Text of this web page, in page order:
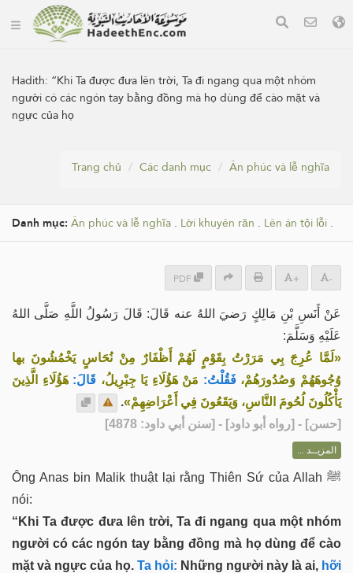
Hadith: “Khi Ta được đưa lên trời, Ta đi ngang qua một nhóm
người có các ngón tay bằng đồng mà họ dùng để cào mặt và
ngực của họ
Trang chủ Các danh mục Ân phúc và lễ nghĩa
Danh mục: Ân phúc và lễ nghĩa . Lời khuyên răn . Lên án tội lỗi .
PDF + -
عَنْ أَنَسِ بْنِ مَالِكٍ رَضيَ اللهُ عنه قَالَ: قَالَ رَسُولُ اللَّهِ صَلَّى اللهُ
عَلَيْهِ وَسَلَّمَ:
«لَمَّا عُرِجَ بِي مَرَرْتُ بِقَوْمٍ لَهُمْ أَظْفَارٌ مِنْ نُحَاسٍ يَخْمُشُونَ بها
وُجُوهَهُمْ وَصُدُورَهُمْ، فَقُلْتُ: مَنْ هَؤُلَاءِ يَا جِبْرِيلُ، قَالَ: هَؤُلَاءِ الَّذِينَ
يَأْكُلُونَ لُحُومَ النَّاسِ، وَيَقَعُونَ فِي أَعْرَاضِهِمْ».
[حسن] - [رواه أبو داود] - [سنن أبي داود: 4878]
المزيــد ...
Ông Anas bin Malik thuật lại rằng Thiên Sứ của Allah ﷺ
nói:
“Khi Ta được đưa lên trời, Ta đi ngang qua một nhóm
người có các ngón tay bằng đồng mà họ dùng để cào
mặt và ngực của họ. Ta hỏi: Những người này là ai, hỡi